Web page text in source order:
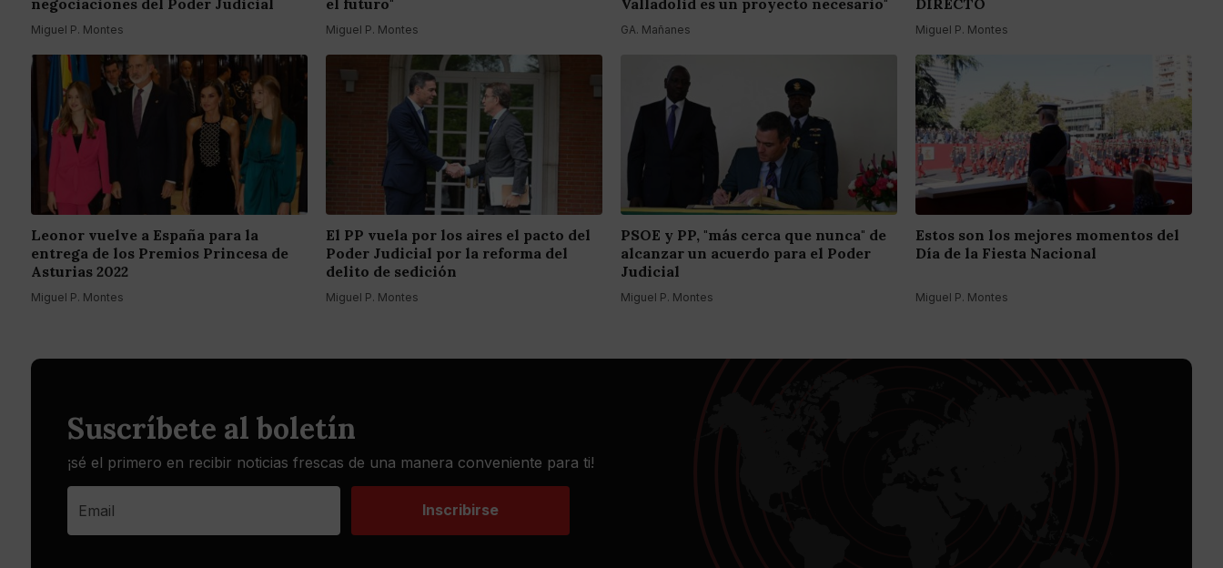
Miguel P. Montes Miguel P. Montes GA. Mañanes Miguel P. Montes
Leonor vuelve a España para la
entrega de los Premios Princesa de
Asturias 2022
Miguel P. Montes
El PP vuela por los aires el pacto del
Poder Judicial por la reforma del
delito de sedición
Miguel P. Montes
PSOE y PP, "más cerca que nunca" de
alcanzar un acuerdo para el Poder
Judicial
Miguel P. Montes
Estos son los mejores momentos del
Día de la Fiesta Nacional
Miguel P. Montes
Suscríbete al boletín
¡sé el primero en recibir noticias frescas de una manera conveniente para ti!
Inscribirse